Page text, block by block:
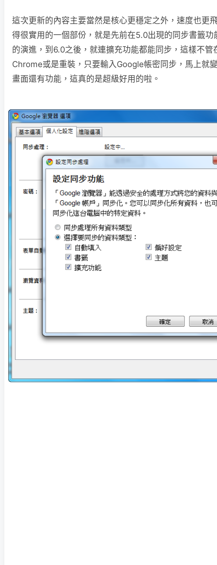
這次更新的內容主要當然是核心更穩定之外，速度也更
得很實用的一個部份，就是先前在5.0出現的同步書籤功
的演進，到6.0之後，就連擴充功能都能同步，這樣不管
Chrome或是重裝，只要輸入Google帳密同步，馬上就
畫面還有功能，這真的是超級好用的啦。